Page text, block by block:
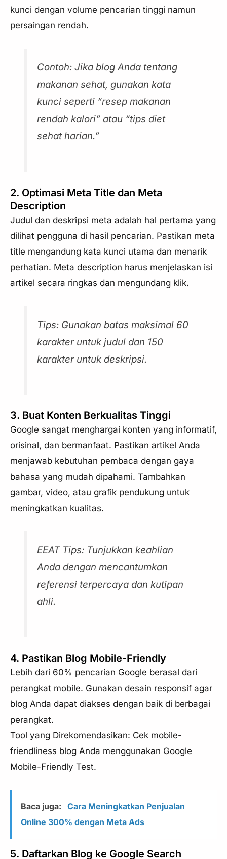
kunci dengan volume pencarian tinggi namun
persaingan rendah.
Contoh: Jika blog Anda tentang
makanan sehat, gunakan kata
kunci seperti “resep makanan
rendah kalori” atau “tips diet
sehat harian.”
2. Optimasi Meta Title dan Meta
Description
Judul dan deskripsi meta adalah hal pertama yang
dilihat pengguna di hasil pencarian. Pastikan meta
title mengandung kata kunci utama dan menarik
perhatian. Meta description harus menjelaskan isi
artikel secara ringkas dan mengundang klik.
Tips: Gunakan batas maksimal 60
karakter untuk judul dan 150
karakter untuk deskripsi.
3. Buat Konten Berkualitas Tinggi
Google sangat menghargai konten yang informatif,
orisinal, dan bermanfaat. Pastikan artikel Anda
menjawab kebutuhan pembaca dengan gaya
bahasa yang mudah dipahami. Tambahkan
gambar, video, atau grafik pendukung untuk
meningkatkan kualitas.
EEAT Tips: Tunjukkan keahlian
Anda dengan mencantumkan
referensi terpercaya dan kutipan
ahli.
4. Pastikan Blog Mobile-Friendly
Lebih dari 60% pencarian Google berasal dari
perangkat mobile. Gunakan desain responsif agar
blog Anda dapat diakses dengan baik di berbagai
perangkat.
Tool yang Direkomendasikan: Cek mobile-
friendliness blog Anda menggunakan Google
Mobile-Friendly Test.
Baca juga:
Cara Meningkatkan Penjualan
Online 300% dengan Meta Ads
5. Daftarkan Blog ke Google Search